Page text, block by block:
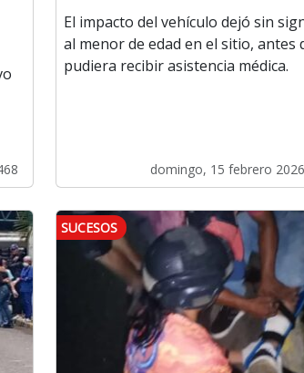
El impacto del vehículo dejó sin
al menor de edad en el sitio, antes
pudiera recibir asistencia médica.
domingo, 15 febrero
SUCESOS